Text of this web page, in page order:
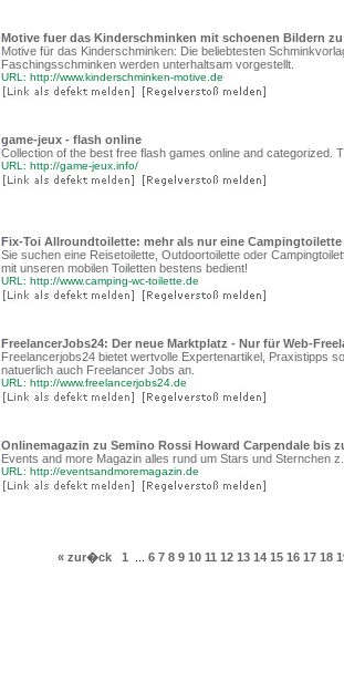
Motive fuer das Kinderschminken mit schoenen Bildern
Motive für das Kinderschminken: Die beliebtesten
Faschingsschminken werden unterhaltsam vorgestellt.
URL: http://www.kinderschminken-motive.de
game-jeux - flash online
Collection of the best free flash games online and categorized.
URL: http://game-jeux.info/
Fix-Toi Allroundtoilette: mehr als nur eine Campingtoilette
Sie suchen eine Reisetoilette, Outdoortoilette oder
mit unseren mobilen Toiletten bestens bedient!
URL: http://www.camping-wc-toilette.de
FreelancerJobs24: Der neue Marktplatz - Nur für Web-
Freelancerjobs24 bietet wertvolle Expertenartikel, Praxistipps
natuerlich auch Freelancer Jobs an.
URL: http://www.freelancerjobs24.de
Onlinemagazin zu Semino Rossi Howard Carpendale bis
Events and more Magazin alles rund um Stars und Sternchen
URL: http://eventsandmoremagazin.de
« zur�ck 1 6 7 8 9 10 11 12 13 14 15 16 17 18